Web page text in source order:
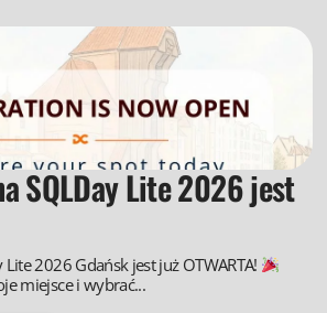
SQLDay Lite 2026 jest
Lite 2026 Gdańsk jest już OTWARTA!
miejsce i wybrać...